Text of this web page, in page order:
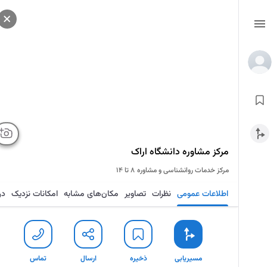
مرکز مشاوره دانشگاه اراک
مرکز خدمات روانشناسی و مشاوره ۸ تا ۱۴
اطلاعات عمومی نظرات تصاویر مکان‌های مشابه امکانات نزدیک
مسیریابی ذخیره ارسال تماس